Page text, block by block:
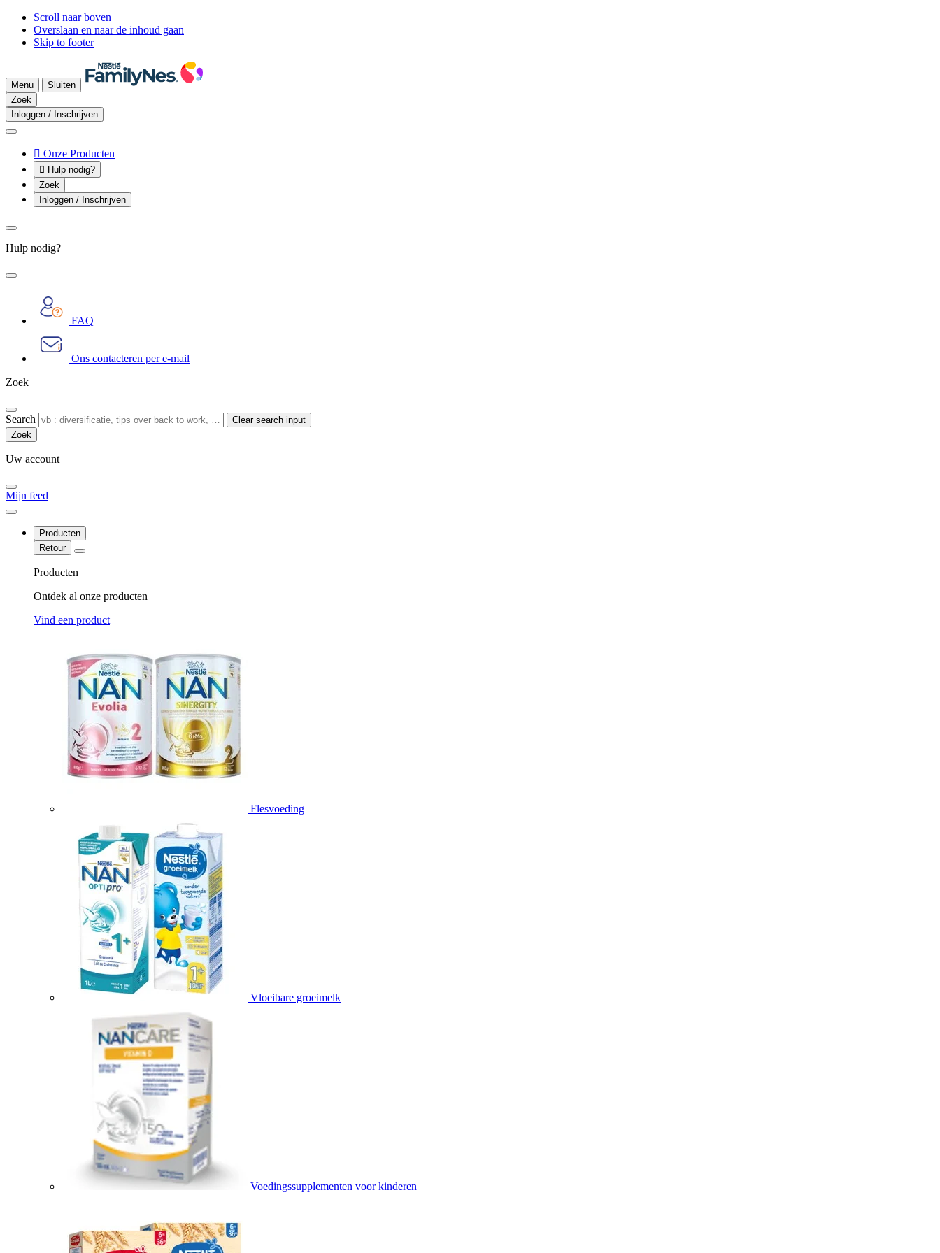
Scroll naar boven
Overslaan en naar de inhoud gaan
Skip to footer
Menu
Sluiten
Zoek
Inloggen / Inschrijven
 Onze Producten
 Hulp nodig?
Zoek
Inloggen / Inschrijven
Hulp nodig?
FAQ
Ons contacteren per e-mail
Zoek
Search Clear search input
Uw account
Mijn feed
Producten
Retour
Producten
Ontdek al onze producten
Vind een product
Flesvoeding
Vloeibare groeimelk
Voedingssupplementen voor kinderen